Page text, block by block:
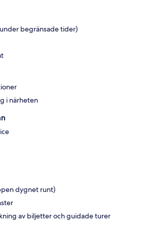
begränsade tider)
i närheten
dygnet runt)
av biljetter och guidade turer